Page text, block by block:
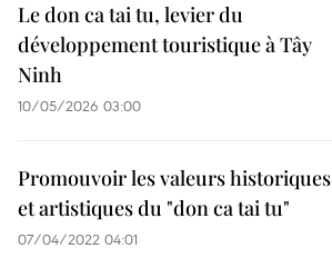
Le don ca tai tu, levier du
développement touristique à Tây
Ninh
10/05/2026 03:00
Promouvoir les valeurs historiques
et artistiques du "don ca tai tu"
07/04/2022 04:01